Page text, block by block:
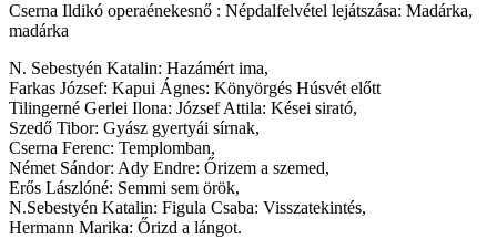
Cserna Ildikó operaénekesnő : Népdalfelvétel lejátszása: Madárka,
madárka
N. Sebestyén Katalin: Hazámért ima,
Farkas József: Kapui Ágnes: Könyörgés Húsvét előtt
Tilingerné Gerlei Ilona: József Attila: Kései sirató,
Szedő Tibor: Gyász gyertyái sírnak,
Cserna Ferenc: Templomban,
Német Sándor: Ady Endre: Őrizem a szemed,
Erős Lászlóné: Semmi sem örök,
N.Sebestyén Katalin: Figula Csaba: Visszatekintés,
Hermann Marika: Őrizd a lángot.